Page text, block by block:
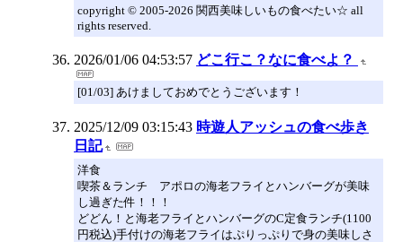
copyright © 2005-2026 関西美味しいもの食べたい☆ all
rights reserved.
2026/01/06 04:53:57 どこ行こ？なに食べよ？
[01/03] あけましておめでとうございます！
2025/12/09 03:15:43 時遊人アッシュの食べ歩き
日記
洋食
喫茶＆ランチ アポロの海老フライとハンバーグが美味
し過ぎた件！！！
どどん！と海老フライとハンバーグのC定食ランチ(1100
円税込)手付けの海老フライはぷりっぷりで身の美味しさ